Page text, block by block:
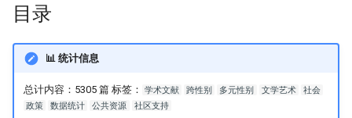
目录
📊 统计信息
总计内容：5305 篇 标签： 学术文献 跨性别 多元性别 文学艺术
社会
政策
数据统计 公共资源 社区支持